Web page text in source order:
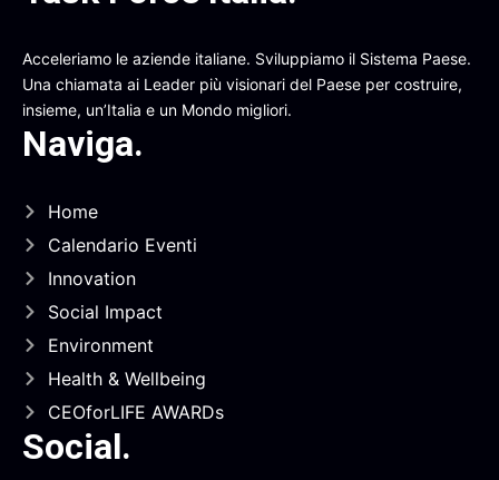
Acceleriamo le aziende italiane. Sviluppiamo il Sistema Paese.
Una chiamata ai Leader più visionari del Paese per costruire,
insieme, un’Italia e un Mondo migliori.
Naviga.
Home
Calendario Eventi
Innovation
Social Impact
Environment
Health & Wellbeing
CEOforLIFE AWARDs
Social.